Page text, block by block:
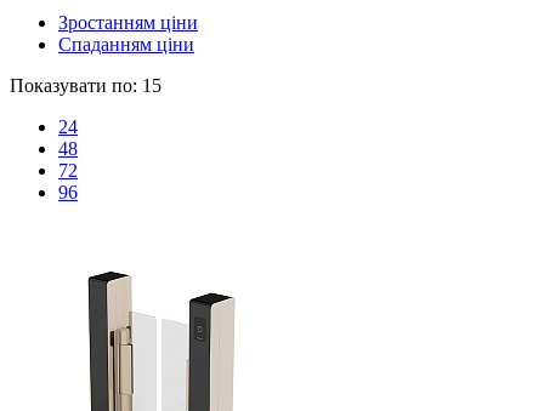
Зростанням ціни
Спаданням ціни
Показувати по: 15
24
48
72
96